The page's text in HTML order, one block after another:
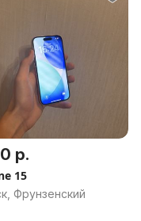
р.
15
Фрунзенский